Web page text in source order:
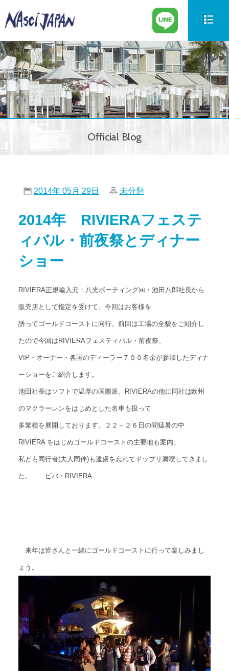
New Boat
新艇情報
Used Boat
中古艇情報
Parts
パーツ情報
Company
会社紹介
アクセス
公式ブログ
Official Blog
2014年 05月 29日 未分類
2014年 RIVIERAフェステ
ィバル・前夜祭とディナー
ショー
RIVIERA正規輸入元：八光ボーティング㈱・池田八郎社長から
販売店として指定を受けて、今回はお客様を
誘ってゴールドコーストに同行。前回は工場の全貌をご紹介し
たので今回はRIVIERAフェスティバル・前夜祭、
VIP・オーナー・各国のディーラー７００名余が参加したディナ
ーショーをご紹介します。
池田社長はソフトで温厚の国際派。RIVIERAの他に同社は欧州
のマクラーレンをはじめとした名車も扱って
多業種を展開しております。２２～２６日の間猛暑の中
RIVIERA をはじめゴールドコーストの主要地も案内。
私ども同行者(夫人同伴)も遠慮を忘れてドップリ満喫してきまし
た。 ビバ・RIVIERA
来年は皆さんと一緒にゴールドコーストに行って楽しみまし
ょう。